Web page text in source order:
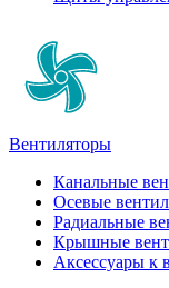
Вентиляторы
Канальные
Осевые
Радиальные
Крышные
Аксессуары к